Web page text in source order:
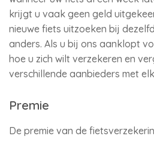
krijgt u vaak geen geld
nieuwe fiets uitzoeken bij
anders. Als u bij ons aanklopt
hoe u zich wilt verzekeren en
verschillende aanbieders met
Premie
De premie van de